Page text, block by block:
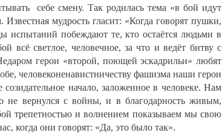
себе смену. Так родилась тема «в бой идут
мудрость гласит: «Когда говорят пушки,
испытаний побеждают те, кто остаётся людьми в
всё светлое, человечное, за что и ведёт битву с
герои «второй, поющей эскадрильи» любят
человеконенавистничеству фашизма наши герои
начало, заложенное в человеке. Нам
не вернулся с войны, и в благодарность живым,
трепетностью и волнением показываем мы свою
когда они говорят: «Да, это было так».